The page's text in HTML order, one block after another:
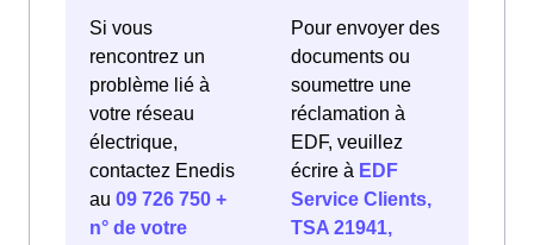
Si vous
rencontrez un
problème lié à
votre réseau
électrique,
contactez Enedis
au 09 726 750 +
n° de votre
Pour envoyer des
documents ou
soumettre une
réclamation à
EDF, veuillez
écrire à EDF
Service Clients,
TSA 21941,